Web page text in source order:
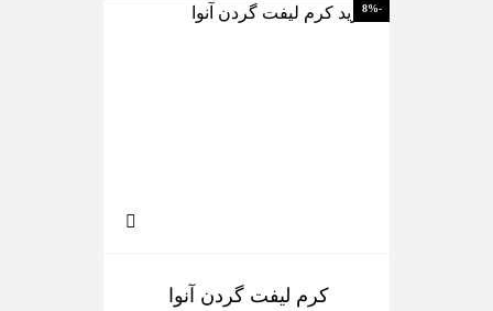
-8%
کرم لیفت گردن آنوا